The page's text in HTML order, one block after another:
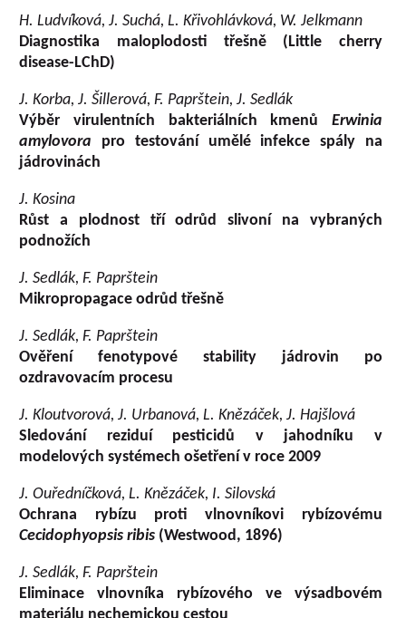
H. Ludvíková, J. Suchá, L. Křivohlávková, W. Jelkmann
Diagnostika maloplodosti třešně (Little cherry
disease-LChD)
J. Korba, J. Šillerová, F. Paprštein, J. Sedlák
Výběr virulentních bakteriálních kmenů Erwinia
amylovora pro testování umělé infekce spály na
jádrovinách
J. Kosina
Růst a plodnost tří odrůd slivoní na vybraných
podnožích
J. Sedlák, F. Paprštein
Mikropropagace odrůd třešně
J. Sedlák, F. Paprštein
Ověření fenotypové stability jádrovin po
ozdravovacím procesu
J. Kloutvorová, J. Urbanová, L. Knězáček, J. Hajšlová
Sledování reziduí pesticidů v jahodníku v
modelových systémech ošetření v roce 2009
J. Ouředníčková, L. Knězáček, I. Silovská
Ochrana rybízu proti vlnovníkovi rybízovému
Cecidophyopsis ribis (Westwood, 1896)
J. Sedlák, F. Paprštein
Eliminace vlnovníka rybízového ve výsadbovém